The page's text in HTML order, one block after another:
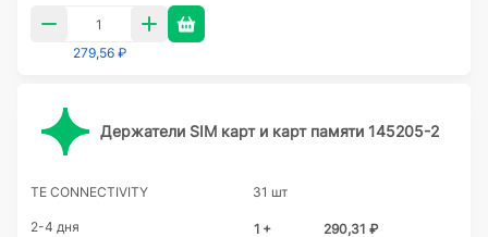
279,56 ₽
Держатели SIM карт и карт памяти 145205-2
TE CONNECTIVITY 31 шт
2-4 дня 1 +
290,31 ₽